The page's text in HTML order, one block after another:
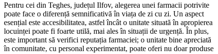
Pentru cei din Teghes, județul Ilfov, alegerea unei farmacii potrivite
poate face o diferență semnificativă în viața de zi cu zi. Un aspect
esențial este accesibilitatea, astfel încât o unitate situată în apropierea
locuinței poate fi foarte utilă, mai ales în situații de urgență. În plus,
este important să verifici reputația farmaciei; o unitate bine apreciată
în comunitate, cu personal experimentat, poate oferi nu doar produse